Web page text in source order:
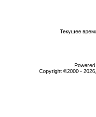
Текущее
Copyright ©2000 -